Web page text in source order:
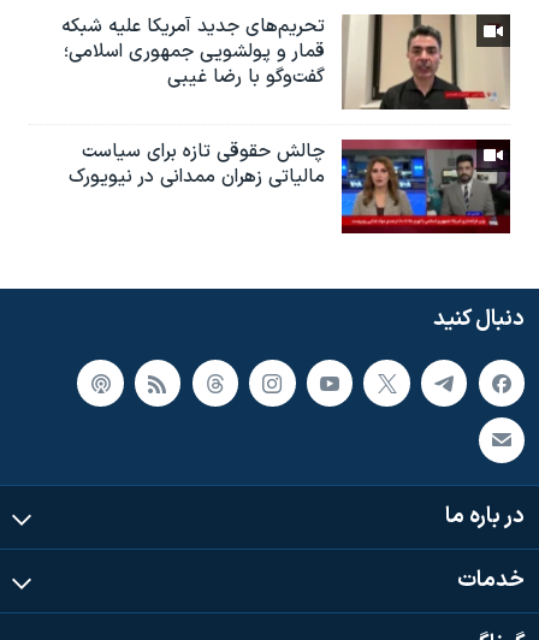
تحریم‌های جدید آمریکا علیه شبکه
قمار و پولشویی جمهوری اسلامی؛
گفت‌وگو با رضا غیبی
چالش حقوقی تازه برای سیاست
مالیاتی زهران ممدانی در نیویورک
دنبال کنید
در باره ما
خدمات